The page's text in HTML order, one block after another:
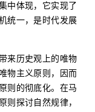
中体现，它实现了
统一，是时代发展
来历史观上的唯物
物主义原则，因而
则的彻底化。在马
则探讨自然规律，